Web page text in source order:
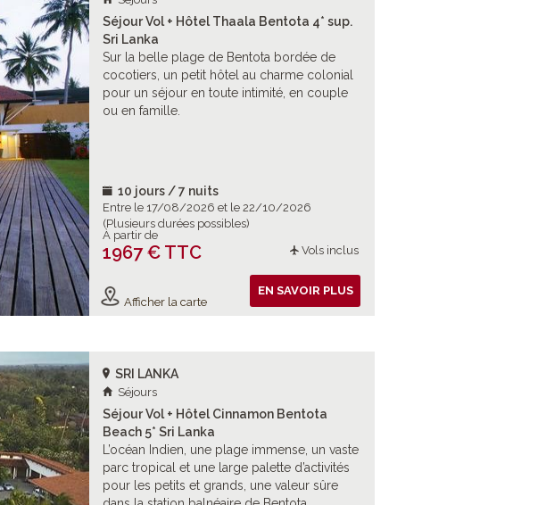
Séjour Vol + Hôtel Thaala Bentota 4* sup.
Sri Lanka
Sur la belle plage de Bentota bordée de
cocotiers, un petit hôtel au charme colonial
pour un séjour en toute intimité, en couple
ou en famille.
10 jours / 7 nuits
Entre le 17/08/2026 et le 22/10/2026
(Plusieurs durées possibles)
À partir de
1967 € TTC Vols inclus
Afficher la carte
EN SAVOIR PLUS
SRI LANKA
Séjours
Séjour Vol + Hôtel Cinnamon Bentota
Beach 5* Sri Lanka
L’océan Indien, une plage immense, un vaste
parc tropical et une large palette d’activités
pour les petits et grands, une valeur sûre